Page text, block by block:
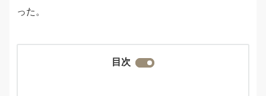
った。
目次